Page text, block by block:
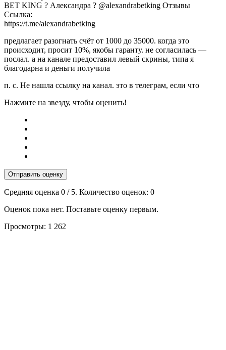
BET KING ? Александра ? @alexandrabetking Отзывы
Ссылка:
https://t.me/alexandrabetking
предлагает разогнать счёт от 1000 до 35000. когда это
происходит, просит 10%, якобы гаранту. не согласилась —
послал. а на канале предоставил левый скрины, типа я
благодарна и деньги получила
п. с. Не нашла ссылку на канал. это в телеграм, если что
Нажмите на звезду, чтобы оценить!
Отправить оценку
Средняя оценка 0 / 5. Количество оценок: 0
Оценок пока нет. Поставьте оценку первым.
Просмотры: 1 262